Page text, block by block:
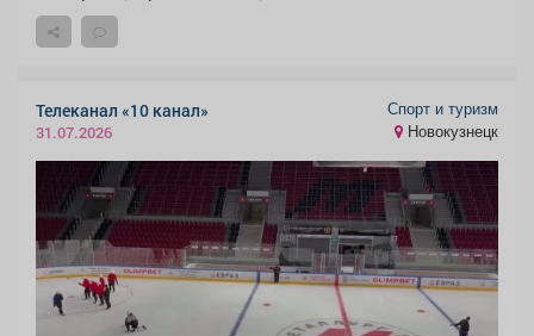
Телеканал «10 канал»
31.07.2026
Спорт и туризм
Новокузнецк